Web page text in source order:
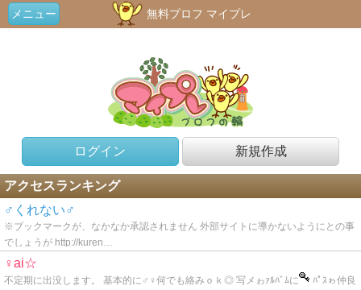
メニュー 無料プロフ マイプレ
ログイン 新規作成
アクセスランキング
♂くれない♂
※ブックマークが、なかなか承認されません 外部サイトに導かないようにとの事
でしょうが http://kuren…
♀ai☆
不定期に出没します。 基本的に♂♀何でも絡みｏｋ◎ 写メゎｧﾙﾊﾞﾑに
ﾊﾟｽゎ仲良